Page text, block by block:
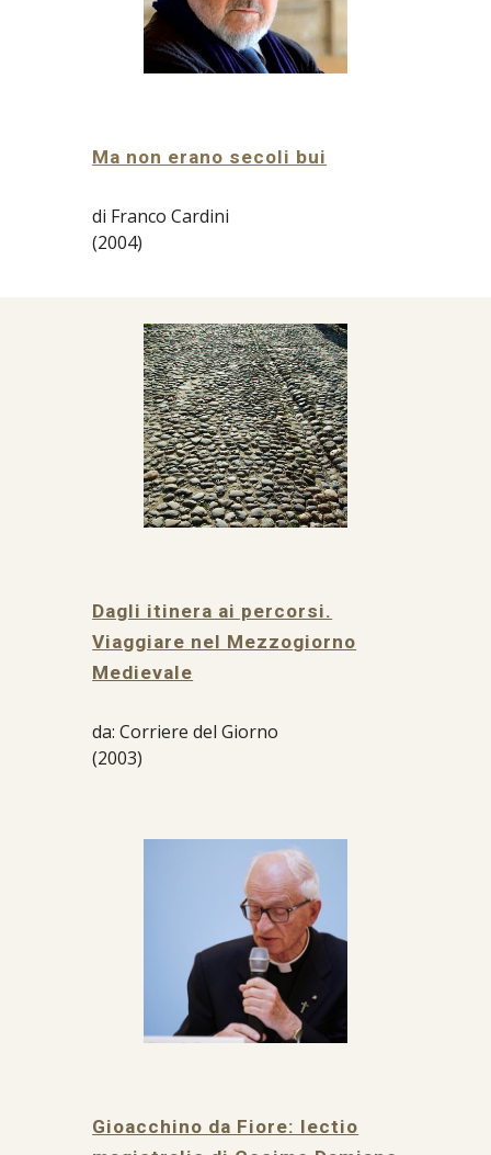
Ma non erano secoli bui
di Franco Cardini
(2004)
Dagli itinera ai percorsi.
Viaggiare nel Mezzogiorno
Medievale
da: Corriere del Giorno
(2003)
Gioacchino da Fiore: lectio